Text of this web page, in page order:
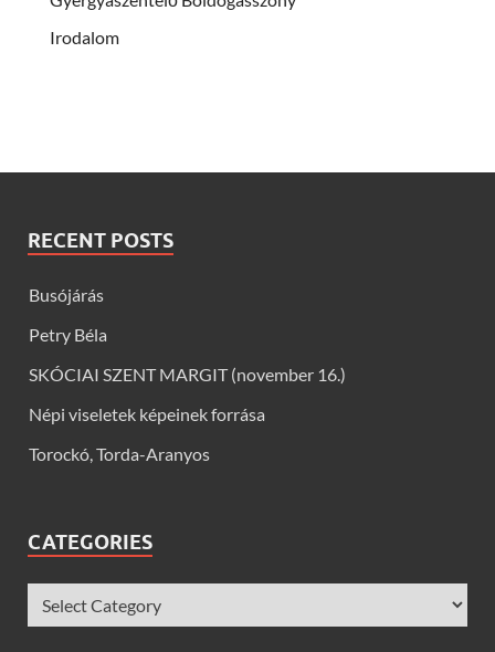
Irodalom
RECENT POSTS
Busójárás
Petry Béla
SKÓCIAI SZENT MARGIT (november 16.)
Népi viseletek képeinek forrása
Torockó, Torda-Aranyos
CATEGORIES